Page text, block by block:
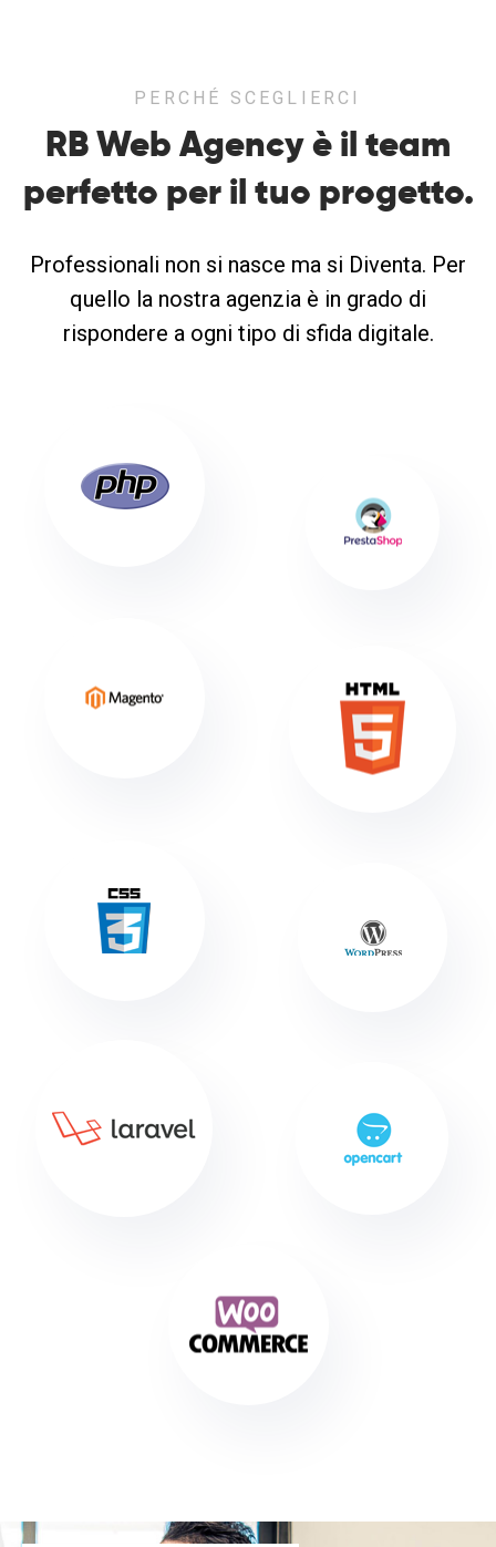
PERCHÉ SCEGLIERCI
RB Web Agency è il team
perfetto per il tuo progetto.
Professionali non si nasce ma si Diventa. Per
quello la nostra agenzia è in grado di
rispondere a ogni tipo di sfida digitale.